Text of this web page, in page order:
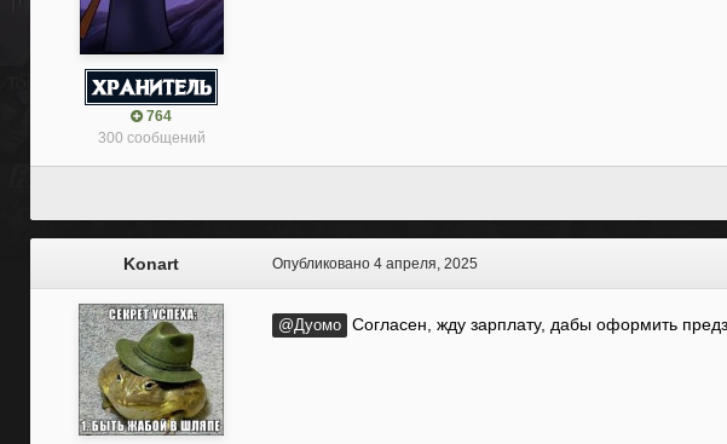
764
300 сообщений
Konart Опубликовано 4 апреля, 2025
@Дуомо Согласен, жду зарплату, дабы оформить